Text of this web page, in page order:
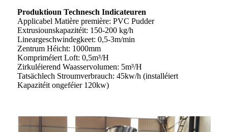
Produktioun Technesch Indicateuren
Applicabel Matière première: PVC Pudder
Extrusiounskapazitéit: 150-200 kg/h
Lineargeschwindegkeet: 0,5-3m/min
Zentrum Héicht: 1000mm
Kompriméiert Loft: 0,5m³/H
Zirkuléierend Waasservolumen: 5m³/H
Tatsächlech Stroumverbrauch: 45kw/h (installéiert
Kapazitéit ongeféier 120kw)